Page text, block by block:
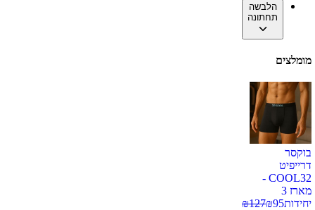
הלבשה
תחתונה
מומלצים
בוקסר
דרייפיט
COOL32 -
מארז 3
יחידות
₪95
₪127